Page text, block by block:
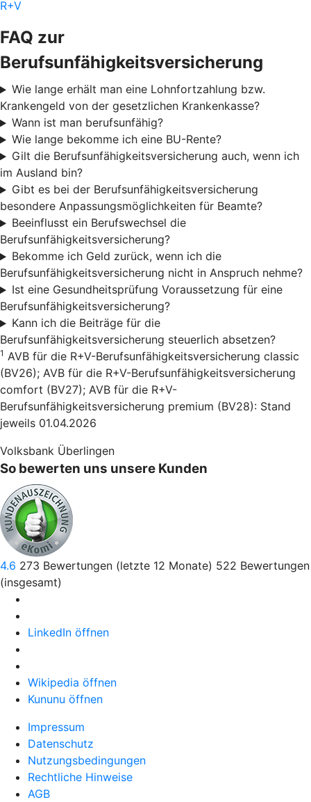
R+V
FAQ zur
Berufsunfähigkeitsversicherung
Wie lange erhält man eine Lohnfortzahlung bzw.
Krankengeld von der gesetzlichen Krankenkasse?
Wann ist man berufsunfähig?
Wie lange bekomme ich eine BU-Rente?
Gilt die Berufsunfähigkeitsversicherung auch, wenn ich
im Ausland bin?
Gibt es bei der Berufsunfähigkeitsversicherung
besondere Anpassungsmöglichkeiten für Beamte?
Beeinflusst ein Berufswechsel die
Berufsunfähigkeitsversicherung?
Bekomme ich Geld zurück, wenn ich die
Berufsunfähigkeitsversicherung nicht in Anspruch nehme?
Ist eine Gesundheitsprüfung Voraussetzung für eine
Berufsunfähigkeitsversicherung?
Kann ich die Beiträge für die
Berufsunfähigkeitsversicherung steuerlich absetzen?
1 AVB für die R+V-Berufsunfähigkeitsversicherung classic
(BV26); AVB für die R+V-Berufsunfähigkeitsversicherung
comfort (BV27); AVB für die R+V-
Berufsunfähigkeitsversicherung premium (BV28): Stand
jeweils 01.04.2026
Volksbank Überlingen
So bewerten uns unsere Kunden
4.6 273 Bewertungen (letzte 12 Monate) 522 Bewertungen
(insgesamt)
LinkedIn öffnen
Wikipedia öffnen
Kununu öffnen
Impressum
Datenschutz
Nutzungsbedingungen
Rechtliche Hinweise
AGB